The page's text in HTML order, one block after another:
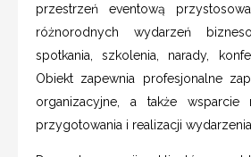
przestrzeń eventową
różnorodnych wydarzeń
spotkania, szkolenia, narady,
Obiekt zapewnia profesjonalne
organizacyjne, a także wsparcie
przygotowania i realizacji wydarzenia.